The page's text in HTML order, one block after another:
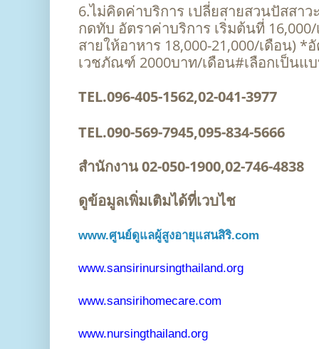
6.ไม่คิดค่าบริการ เปลี่ยสายสวนปัสสา
กดทับ อัตราค่าบริการ เริ่มต้นที่
สายให้อาหาร 18,000-21,000/เดือน) *
เวชภัณฑ์ 2000บาท/เดือน#เลือกเป็นแ
TEL.096-405-1562,02-041-3977
TEL.090-569-7945,095-834-5666
สำนักงาน 02-050-1900,02-746-4838
ดูข้อมูลเพิ่มเติมได้ที่เวบไช
www.ศูนย์ดูแลผู้สูงอายุแสนสิริ.com
www.sansirinursingthailand.org
www.sansirihomecare.com
www.nursingthailand.org